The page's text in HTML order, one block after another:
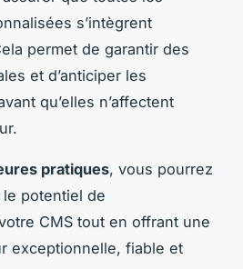
s’intègrent
permet de garantir des
et d’anticiper les
qu’elles n’affectent
pratiques, vous pourrez
potentiel de
CMS tout en offrant une
exceptionnelle, fiable et